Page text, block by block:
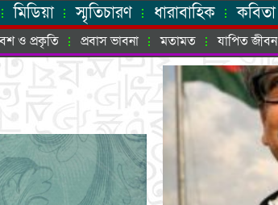
মিডিয়া স্মৃতিচারণ ধারাবাহিক কবিতা
ও প্রকৃতি প্রবাস ভাবনা মতামত যাপিত জীবন